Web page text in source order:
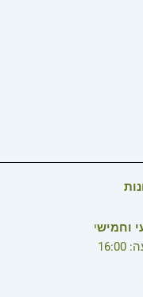
וחמישי